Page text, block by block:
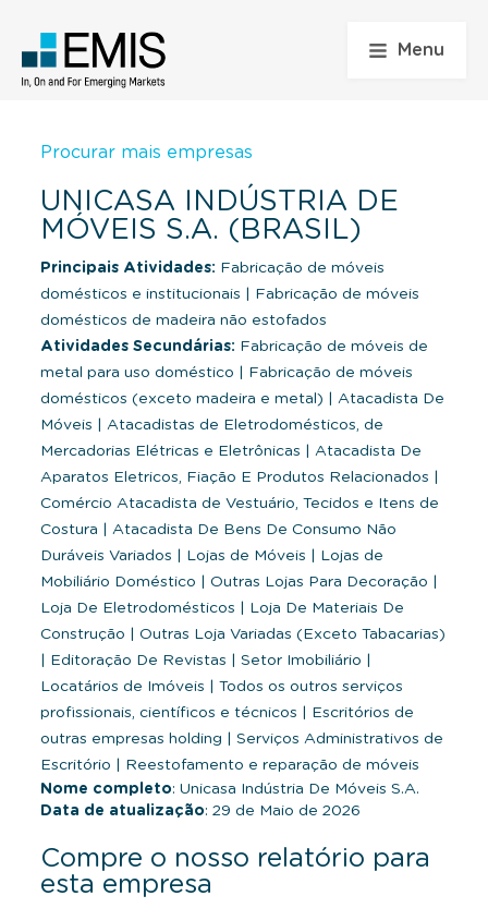
Menu
Procurar mais empresas
UNICASA INDÚSTRIA DE
MÓVEIS S.A. (BRASIL)
Principais Atividades: Fabricação de móveis
domésticos e institucionais
Fabricação de móveis
domésticos de madeira não estofados
Atividades Secundárias: Fabricação de móveis de
metal para uso doméstico
Fabricação de móveis
domésticos (exceto madeira e metal)
Atacadista De
Móveis
Atacadistas de Eletrodomésticos, de
Mercadorias Elétricas e Eletrônicas
Atacadista De
Aparatos Eletricos, Fiação E Produtos Relacionados
Comércio Atacadista de Vestuário, Tecidos e Itens de
Costura
Atacadista De Bens De Consumo Não
Duráveis Variados
Lojas de Móveis
Lojas de
Mobiliário Doméstico
Outras Lojas Para Decoração
Loja De Eletrodomésticos
Loja De Materiais De
Construção
Outras Loja Variadas (Exceto Tabacarias)
Editoração De Revistas Setor Imobiliário
Locatários de Imóveis
Todos os outros serviços
profissionais, científicos e técnicos
Escritórios de
outras empresas holding
Serviços Administrativos de
Escritório
Reestofamento e reparação de móveis
Nome completo: Unicasa Indústria De Móveis S.A.
Data de atualização: 29 de Maio de 2026
Compre o nosso relatório para
esta empresa